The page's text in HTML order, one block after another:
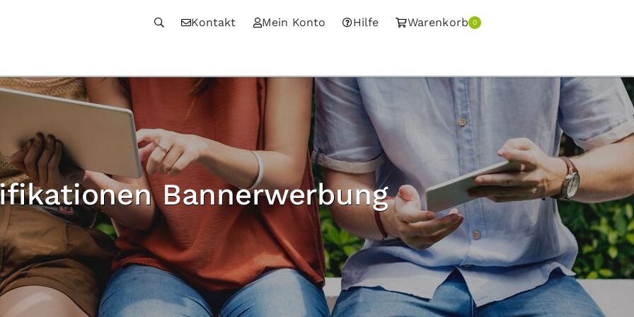
Kontakt Mein Konto Hilfe Warenkorb 0
Bannerwerbung